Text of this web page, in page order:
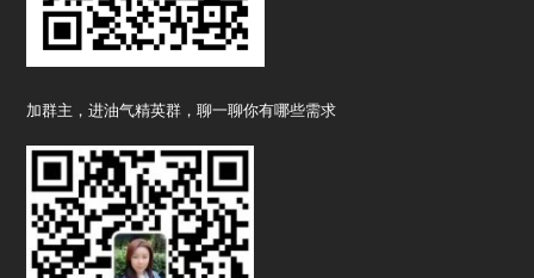
加群主，进油气精英群，聊一聊你有哪些需求